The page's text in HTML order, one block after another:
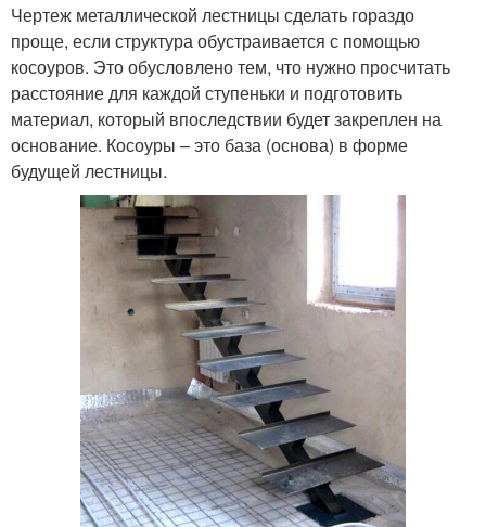
Чертеж металлической лестницы сделать гораздо
проще, если структура обустраивается с помощью
косоуров. Это обусловлено тем, что нужно просчитать
расстояние для каждой ступеньки и подготовить
материал, который впоследствии будет закреплен на
основание. Косоуры – это база (основа) в форме
будущей лестницы.